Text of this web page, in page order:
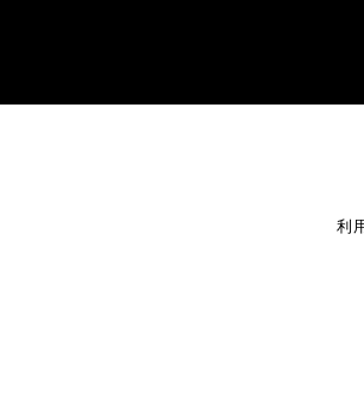
利